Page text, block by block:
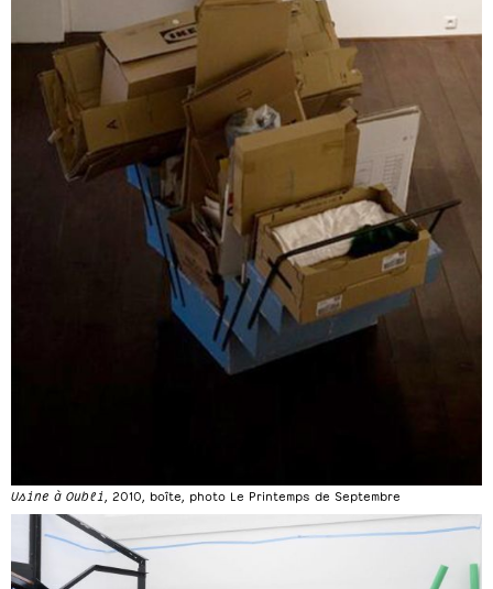
Usine à Oubli , 2010, boîte, photo Le Printemps de Septembre